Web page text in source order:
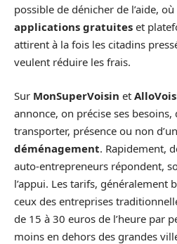
possible de dénicher de l’aide,
applications gratuites et
attirent à la fois les citadins
veulent réduire les frais.
Sur MonSuperVoisin et
annonce, on précise ses
transporter, présence ou non d’un
déménagement. Rapidement,
auto-entrepreneurs répondent,
l’appui. Les tarifs, généralement
ceux des entreprises
de 15 à 30 euros de l’heure par
moins en dehors des grandes